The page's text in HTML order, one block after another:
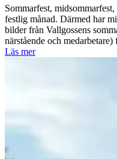
Sommarfest,
festlig månad. Därmed har
bilder från Vallgossens
närstående och
Läs mer